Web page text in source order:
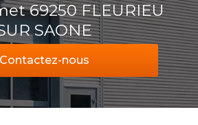
69250 FLEURIEU
SAONE
Contactez-nous